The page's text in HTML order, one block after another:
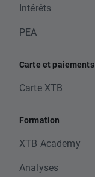
Intérêts
PEA
Carte et paiements
Carte XTB
Formation
XTB Academy
Analyses